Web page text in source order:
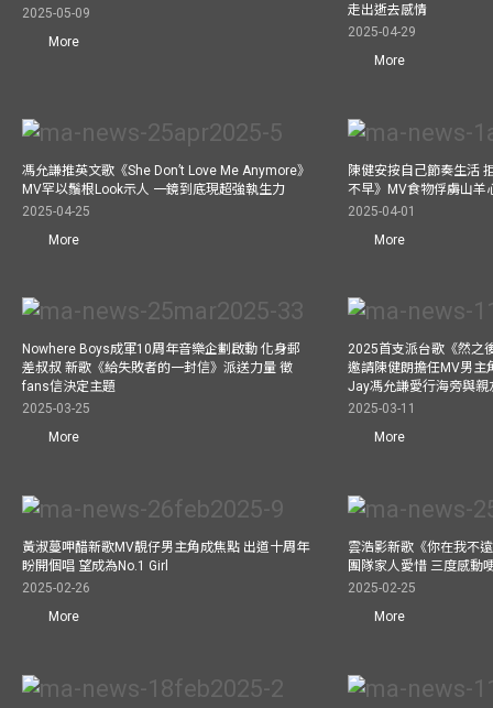
2025-05-09
More
走出逝去感情
2025-04-29
More
馮允謙推英文歌《She Don’t Love Me Anymore》
MV罕以鬚根Look示人 一鏡到底現超強執生力
2025-04-25
More
陳健安按自己節奏生活
不早》MV食物俘虜山羊
2025-04-01
More
Nowhere Boys成軍10周年音樂企劃啟動 化身郵
差叔叔 新歌《給失敗者的一封信》派送力量 徵
fans信決定主題
2025-03-25
More
2025首支派台歌《然之
邀請陳健朗擔任MV男主
Jay馮允謙愛行海旁與
2025-03-11
More
黃淑蔓呷醋新歌MV靚仔男主角成焦點 出道十周年
盼開個唱 望成為No.1 Girl
2025-02-26
More
雲浩影新歌《你在我不
團隊家人愛惜 三度感動
2025-02-25
More